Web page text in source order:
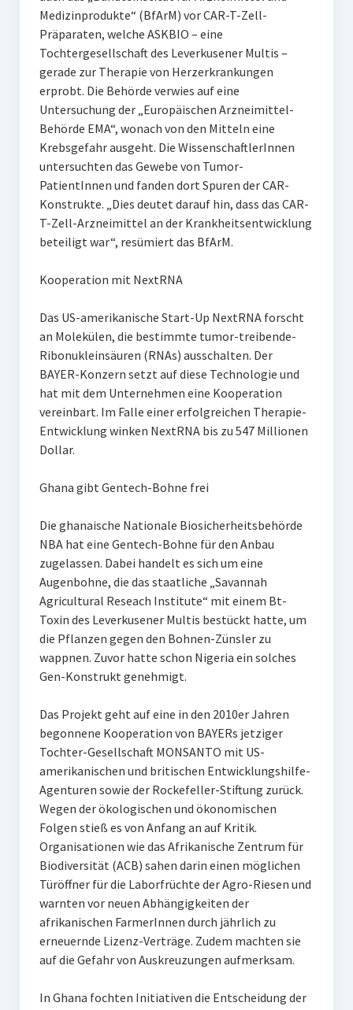
Medizinprodukte“ (BfArM) vor CAR-T-Zell-
Präparaten, welche ASKBIO – eine
Tochtergesellschaft des Leverkusener Multis –
gerade zur Therapie von Herzerkrankungen
erprobt. Die Behörde verwies auf eine
Untersuchung der „Europäischen Arzneimittel-
Behörde EMA“, wonach von den Mitteln eine
Krebsgefahr ausgeht. Die WissenschaftlerInnen
untersuchten das Gewebe von Tumor-
PatientInnen und fanden dort Spuren der CAR-
Konstrukte. „Dies deutet darauf hin, dass das CAR-
T-Zell-Arzneimittel an der Krankheitsentwicklung
beteiligt war“, resümiert das BfArM.
Kooperation mit NextRNA
Das US-amerikanische Start-Up NextRNA forscht
an Molekülen, die bestimmte tumor-treibende-
Ribonukleinsäuren (RNAs) ausschalten. Der
BAYER-Konzern setzt auf diese Technologie und
hat mit dem Unternehmen eine Kooperation
vereinbart. Im Falle einer erfolgreichen Therapie-
Entwicklung winken NextRNA bis zu 547 Millionen
Dollar.
Ghana gibt Gentech-Bohne frei
Die ghanaische Nationale Biosicherheitsbehörde
NBA hat eine Gentech-Bohne für den Anbau
zugelassen. Dabei handelt es sich um eine
Augenbohne, die das staatliche „Savannah
Agricultural Reseach Institute“ mit einem Bt-
Toxin des Leverkusener Multis bestückt hatte, um
die Pflanzen gegen den Bohnen-Zünsler zu
wappnen. Zuvor hatte schon Nigeria ein solches
Gen-Konstrukt genehmigt.
Das Projekt geht auf eine in den 2010er Jahren
begonnene Kooperation von BAYERs jetziger
Tochter-Gesellschaft MONSANTO mit US-
amerikanischen und britischen Entwicklungshilfe-
Agenturen sowie der Rockefeller-Stiftung zurück.
Wegen der ökologischen und ökonomischen
Folgen stieß es von Anfang an auf Kritik.
Organisationen wie das Afrikanische Zentrum für
Biodiversität (ACB) sahen darin einen möglichen
Türöffner für die Laborfrüchte der Agro-Riesen und
warnten vor neuen Abhängigkeiten der
afrikanischen FarmerInnen durch jährlich zu
erneuernde Lizenz-Verträge. Zudem machten sie
auf die Gefahr von Auskreuzungen aufmerksam.
In Ghana fochten Initiativen die Entscheidung der